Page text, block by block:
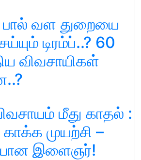
பால் வள துறையை
டிரம்ப்..? 60
விவசாயிகள்
மீது காதல் :
காக்க முயற்சி –
இளைஞர்!